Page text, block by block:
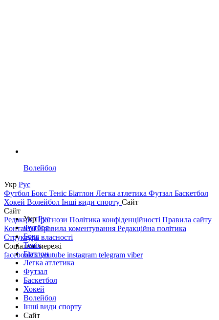
Волейбол
Укр Рус
Футбол Бокс Теніс Біатлон Легка атлетика Футзал Баскетбол
Хокей Волейбол Інші види спорту Сайт
Сайт
РедакціяПрогнози Політика конфіденційності Правила сайту
КонтактиПравила коментування Редакційна політика
Структура власності
Соціальні мережі
facebookxyoutube instagram telegram viber
УкрРус
Футбол
Бокс
Теніс
Біатлон
Легка атлетика
Футзал
Баскетбол
Хокей
Волейбол
Інші види спорту
Сайт